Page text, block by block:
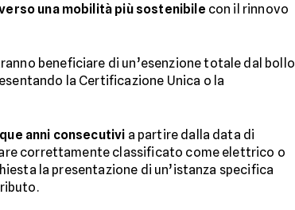
una mobilità più sostenibile con il rinnovo
beneficiare di un’esenzione totale dal bollo
la Certificazione Unica o la
anni consecutivi a partire dalla data di
correttamente classificato come elettrico o
la presentazione di un’istanza specifica